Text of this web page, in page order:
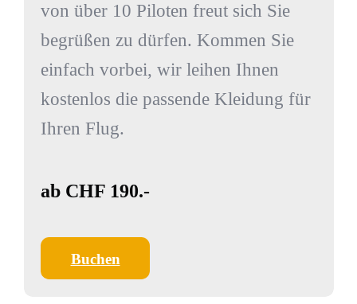
von über 10 Piloten freut sich Sie
begrüßen zu dürfen. Kommen Sie
einfach vorbei, wir leihen Ihnen
kostenlos die passende Kleidung für
Ihren Flug.
ab CHF 190.-
Buchen